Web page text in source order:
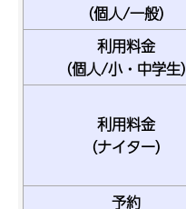
（個人/一般）
利用料金
（個人/小・中学生）
利用料金
（ナイター）
予約